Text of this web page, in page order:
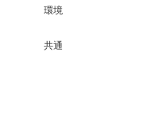
環境
共通